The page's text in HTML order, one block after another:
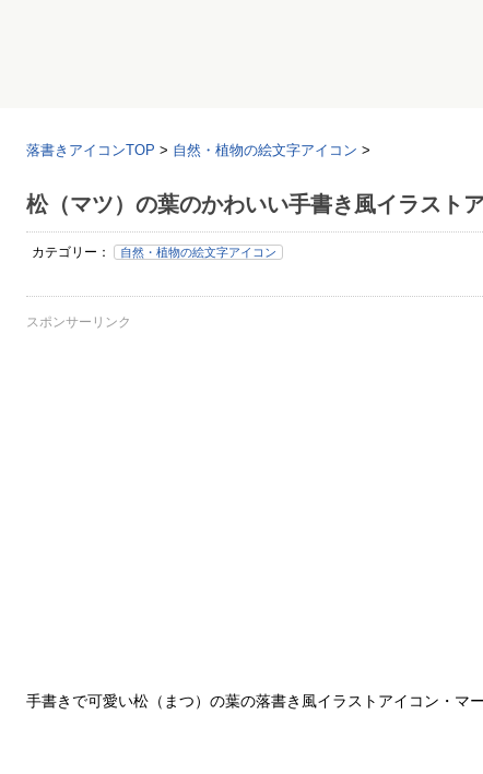
落書きアイコンTOP > 自然・植物の絵文字アイコン >
松（マツ）の葉のかわいい手書き風イラスト
カテゴリー： 自然・植物の絵文字アイコン
スポンサーリンク
手書きで可愛い松（まつ）の葉の落書き風イラストアイコン・マ